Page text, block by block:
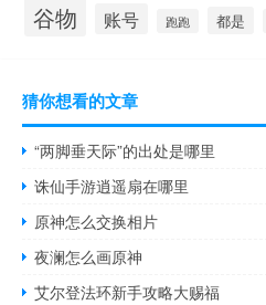
谷物 账号 跑跑 都是
猜你想看的文章
“两脚垂天际”的出处是哪里
诛仙手游逍遥扇在哪里
原神怎么交换相片
夜澜怎么画原神
艾尔登法环新手攻略大赐福